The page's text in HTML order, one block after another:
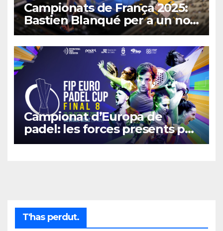
Campionats de França 2025:
Bastien Blanqué per a un nou
rècord?
Campionat d’Europa de
padel: les forces presents per
a la Final 8 de la FIP Euro
T'has perdut.